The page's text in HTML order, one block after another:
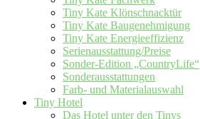
Tiny Kate Klönschnacktür
Tiny Kate Baugenehmigung
Tiny Kate Energieeffizienz
Serienausstattung/Preise
Sonder-Edition „CountryLife“
Sonderausstattungen
Farb- und Materialauswahl
Tiny Hotel
Das Hotel unter den Tinys